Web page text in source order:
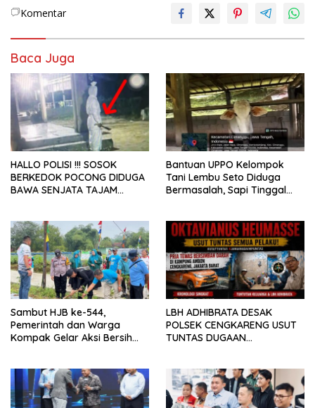
Komentar
Baca Juga
HALLO POLISI !!! SOSOK
BERKEDOK POCONG DIDUGA
BAWA SENJATA TAJAM
LEBONG
Bantuan UPPO Kelompok
Tani Lembu Seto Diduga
Bermasalah, Sapi Tinggal
Sambut HJB ke-544,
Pemerintah dan Warga
Kompak Gelar Aksi Bersih
LBH ADHIBRATA DESAK
POLSEK CENGKARENG USUT
TUNTAS DUGAAN